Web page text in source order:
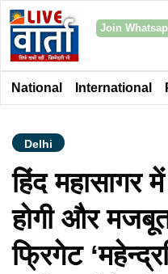
Join
National International
Delhi
हिंद महासागर
होगी और
फ्रिगेट